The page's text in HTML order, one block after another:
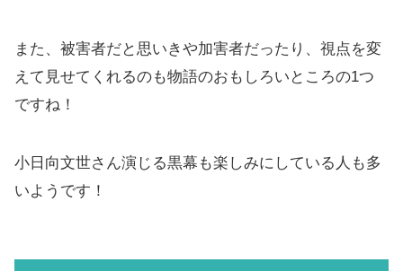
また、被害者だと思いきや加害者だったり、視点を変
えて見せてくれるのも物語のおもしろいところの1つ
ですね！
小日向文世さん演じる黒幕も楽しみにしている人も多
いようです！